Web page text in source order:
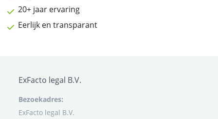
20+ jaar ervaring
Eerlijk en transparant
ExFacto legal B.V.
Bezoekadres:
ExFacto legal B.V.